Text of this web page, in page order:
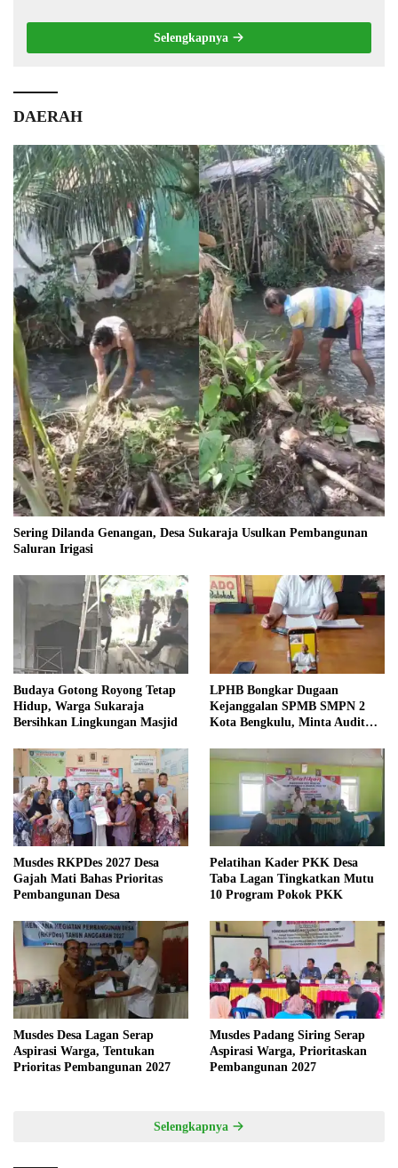
Selengkapnya
DAERAH
Sering Dilanda Genangan, Desa Sukaraja Usulkan Pembangunan
Saluran Irigasi
Budaya Gotong Royong Tetap
Hidup, Warga Sukaraja
Bersihkan Lingkungan Masjid
LPHB Bongkar Dugaan
Kejanggalan SPMB SMPN 2
Kota Bengkulu, Minta Audit
Musdes RKPDes 2027 Desa
Gajah Mati Bahas Prioritas
Pembangunan Desa
Pelatihan Kader PKK Desa
Taba Lagan Tingkatkan Mutu
10 Program Pokok PKK
Musdes Desa Lagan Serap
Aspirasi Warga, Tentukan
Prioritas Pembangunan 2027
Musdes Padang Siring Serap
Aspirasi Warga, Prioritaskan
Pembangunan 2027
Selengkapnya